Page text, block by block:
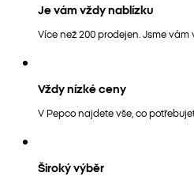
Je vám vždy nablízku
Více než 200 prodejen. Jsme vám
Vždy nízké ceny
V Pepco najdete vše, co
Široký výběr